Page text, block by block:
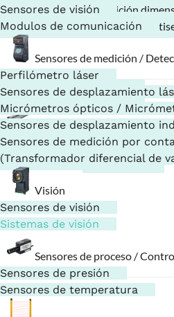
Sistema de medición
Sistema de medición
Lectores de códigos
Lectores de códigos
Escáneres portátiles
Ionizadores / Electrostática
Eliminadores de estática /
Sensores electrostáticos
Sensores de visión
Modulos de comunicación
Sensores de medición /
Perfilómetro láser
Sensores de desplazamiento
Micrómetros ópticos /
Sensores de desplazamiento
Sensores de medición por
(Transformador diferencial de
Visión
Sensores de visión
Sistemas de visión
Sensores de proceso /
Sensores de presión
Sensores de temperatura